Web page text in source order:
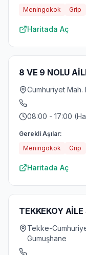
Meningokok
Grip
Haritada Aç
8 VE 9 NOLU
Cumhuriyet Mah.
08:00 - 17:00
Gerekli Aşılar:
Meningokok
Grip
Haritada Aç
TEKKEKOY AİLE
Tekke-
Gumuşhane